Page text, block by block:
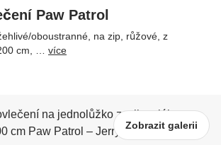
Zobrazit galerii
Paw Patrol
oboustranné, na zip, růžové, z
cm
více